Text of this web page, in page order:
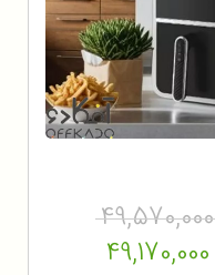
49,570,000
49,170,000